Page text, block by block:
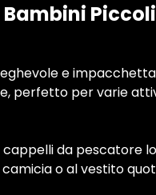
e
perfetto per varie
cappelli da pescatore
o al vestito